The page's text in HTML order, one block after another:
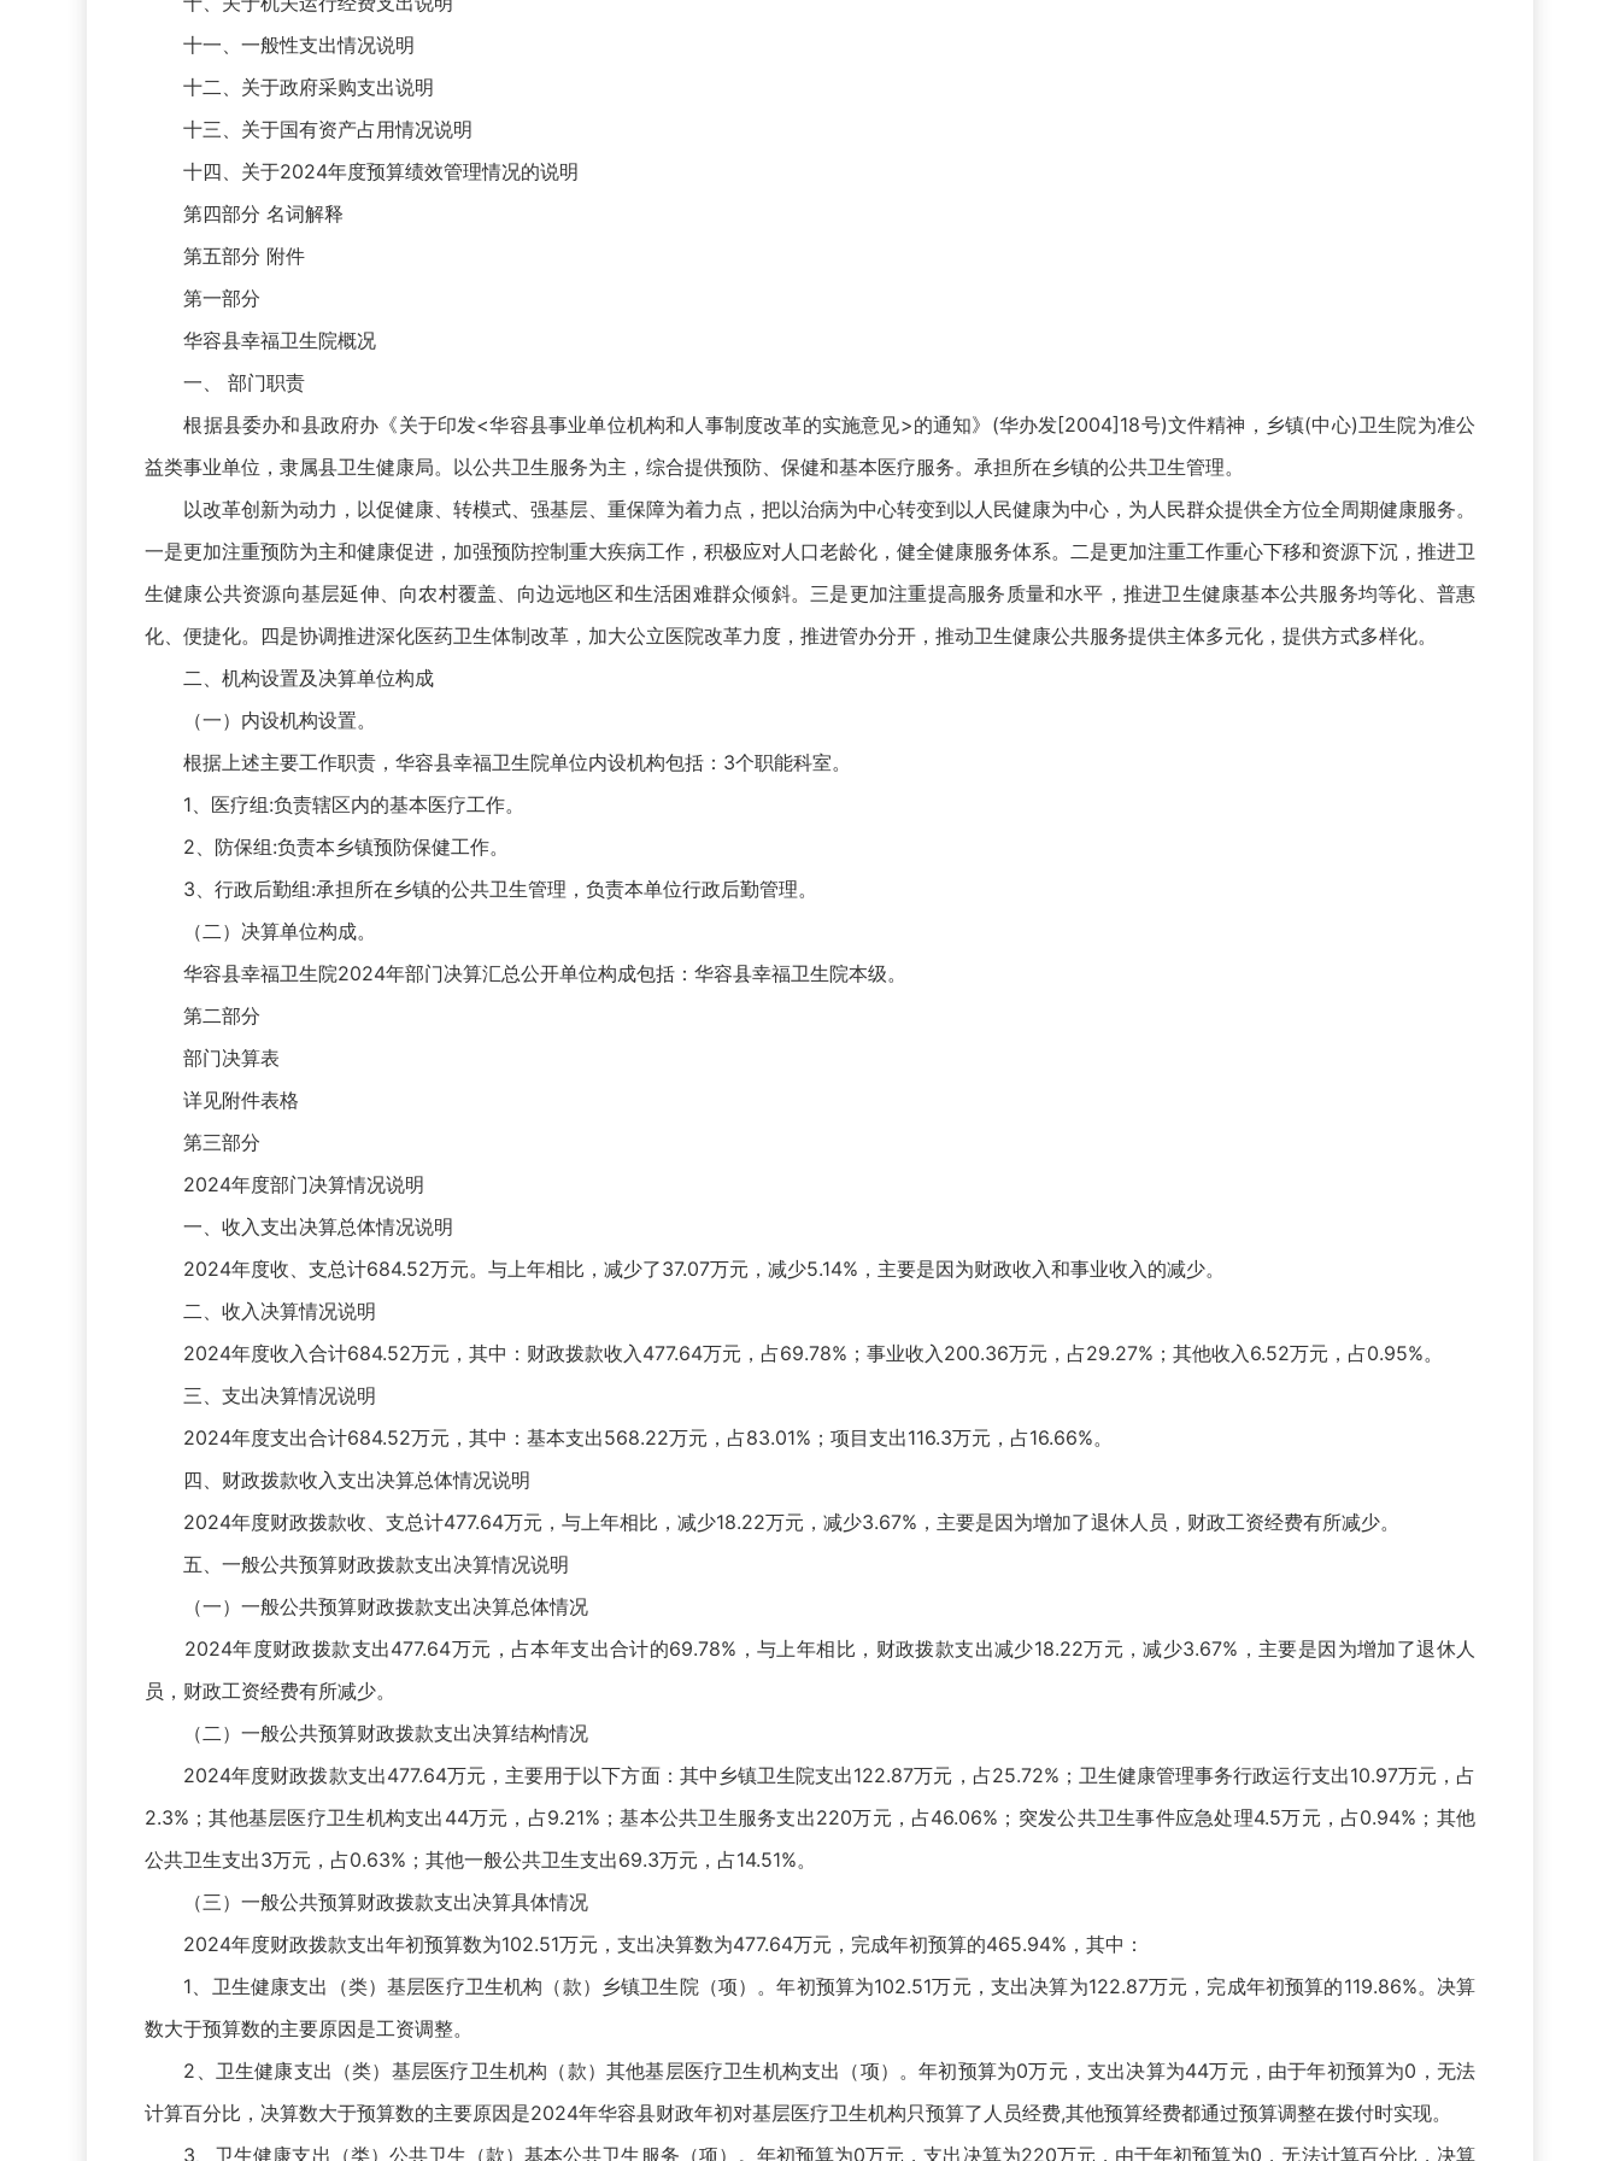
十一、一般性支出情况说明
十二、关于政府采购支出说明
十三、关于国有资产占用情况说明
十四、关于2024年度预算绩效管理情况的说明
第四部分 名词解释
第五部分 附件
第一部分
华容县幸福卫生院概况
一、 部门职责
根据县委办和县政府办《关于印发<华容县事业单位机构和人事制度改革的实施意见>的通知》(华办发[2004]18号)文件精神，乡镇(中心)卫生院为准公
益类事业单位，隶属县卫生健康局。以公共卫生服务为主，综合提供预防、保健和基本医疗服务。承担所在乡镇的公共卫生管理。
以改革创新为动力，以促健康、转模式、强基层、重保障为着力点，把以治病为中心转变到以人民健康为中心，为人民群众提供全方位全周期健康服务。
一是更加注重预防为主和健康促进，加强预防控制重大疾病工作，积极应对人口老龄化，健全健康服务体系。二是更加注重工作重心下移和资源下沉，推进卫
生健康公共资源向基层延伸、向农村覆盖、向边远地区和生活困难群众倾斜。三是更加注重提高服务质量和水平，推进卫生健康基本公共服务均等化、普惠
化、便捷化。四是协调推进深化医药卫生体制改革，加大公立医院改革力度，推进管办分开，推动卫生健康公共服务提供主体多元化，提供方式多样化。
二、机构设置及决算单位构成
（一）内设机构设置。
根据上述主要工作职责，华容县幸福卫生院单位内设机构包括：3个职能科室。
1、医疗组:负责辖区内的基本医疗工作。
2、防保组:负责本乡镇预防保健工作。
3、行政后勤组:承担所在乡镇的公共卫生管理，负责本单位行政后勤管理。
（二）决算单位构成。
华容县幸福卫生院2024年部门决算汇总公开单位构成包括：华容县幸福卫生院本级。
第二部分
部门决算表
详见附件表格
第三部分
2024年度部门决算情况说明
一、收入支出决算总体情况说明
2024年度收、支总计684.52万元。与上年相比，减少了37.07万元，减少5.14%，主要是因为财政收入和事业收入的减少。
二、收入决算情况说明
2024年度收入合计684.52万元，其中：财政拨款收入477.64万元，占69.78%；事业收入200.36万元，占29.27%；其他收入6.52万元，占0.95%。
三、支出决算情况说明
2024年度支出合计684.52万元，其中：基本支出568.22万元，占83.01%；项目支出116.3万元，占16.66%。
四、财政拨款收入支出决算总体情况说明
2024年度财政拨款收、支总计477.64万元，与上年相比，减少18.22万元，减少3.67%，主要是因为增加了退休人员，财政工资经费有所减少。
五、一般公共预算财政拨款支出决算情况说明
（一）一般公共预算财政拨款支出决算总体情况
2024年度财政拨款支出477.64万元，占本年支出合计的69.78%，与上年相比，财政拨款支出减少18.22万元，减少3.67%，主要是因为增加了退休人
员，财政工资经费有所减少。
（二）一般公共预算财政拨款支出决算结构情况
2024年度财政拨款支出477.64万元，主要用于以下方面：其中乡镇卫生院支出122.87万元，占25.72%；卫生健康管理事务行政运行支出10.97万元，占
2.3%；其他基层医疗卫生机构支出44万元，占9.21%；基本公共卫生服务支出220万元，占46.06%；突发公共卫生事件应急处理4.5万元，占0.94%；其他
公共卫生支出3万元，占0.63%；其他一般公共卫生支出69.3万元，占14.51%。
（三）一般公共预算财政拨款支出决算具体情况
2024年度财政拨款支出年初预算数为102.51万元，支出决算数为477.64万元，完成年初预算的465.94%，其中：
1、卫生健康支出（类）基层医疗卫生机构（款）乡镇卫生院（项）。年初预算为102.51万元，支出决算为122.87万元，完成年初预算的119.86%。决算
数大于预算数的主要原因是工资调整。
2、卫生健康支出（类）基层医疗卫生机构（款）其他基层医疗卫生机构支出（项）。年初预算为0万元，支出决算为44万元，由于年初预算为0，无法
计算百分比，决算数大于预算数的主要原因是2024年华容县财政年初对基层医疗卫生机构只预算了人员经费,其他预算经费都通过预算调整在拨付时实现。
3、卫生健康支出（类）公共卫生（款）基本公共卫生服务（项）。年初预算为0万元，支出决算为220万元，由于年初预算为0，无法计算百分比，决算